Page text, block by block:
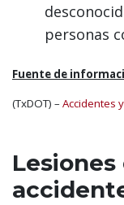
personas
Fuente de
(TxDOT) –Accidentes